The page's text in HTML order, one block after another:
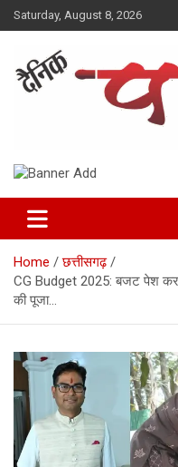
Skip
to
Saturday, August 8, 2026
Dainik Pahuna
Home
छत्तीसगढ़
CG Budget 2025: बजट पेश करने
की पूजा…